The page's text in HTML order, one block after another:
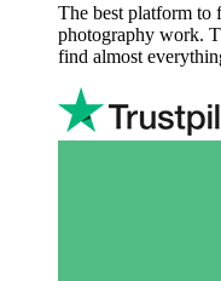
The best platform to
photography work.
find almost